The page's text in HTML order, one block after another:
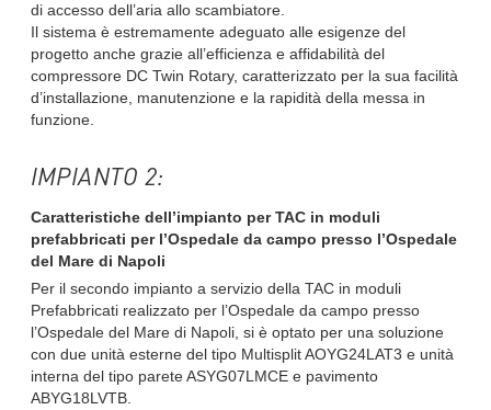
di accesso dell’aria allo scambiatore.
Il sistema è estremamente adeguato alle esigenze del
progetto anche grazie all’efficienza e affidabilità del
compressore DC Twin Rotary, caratterizzato per la sua facilità
d’installazione, manutenzione e la rapidità della messa in
funzione.
IMPIANTO 2:
Caratteristiche dell’impianto per TAC in moduli
prefabbricati per l’Ospedale da campo presso l’Ospedale
del Mare di Napoli
Per il secondo impianto a servizio della TAC in moduli
Prefabbricati realizzato per l’Ospedale da campo presso
l’Ospedale del Mare di Napoli, si è optato per una soluzione
con due unità esterne del tipo Multisplit AOYG24LAT3 e unità
interna del tipo parete ASYG07LMCE e pavimento
ABYG18LVTB.